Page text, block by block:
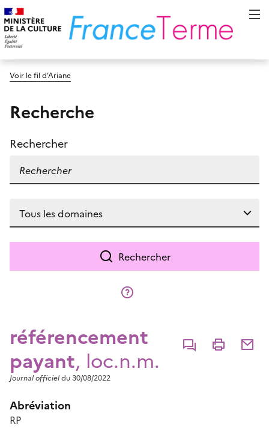
Voir le fil d’Ariane
Recherche
Rechercher
Rechercher
référencement
payant, loc.n.m. CommenterImprimer
Journal officieldu 30/08/2022
Abréviation
RP